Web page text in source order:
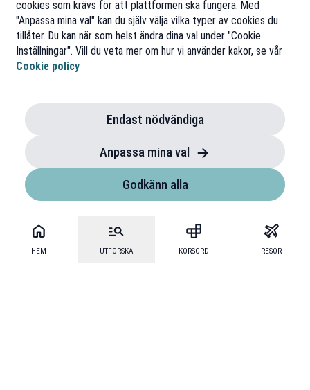
HEM UTFORSKA KORSORD RESOR
cookies som krävs för att plattformen ska fungera. Med
"Anpassa mina val" kan du själv välja vilka typer av cookies du
tillåter. Du kan när som helst ändra dina val under "Cookie
Inställningar". Vill du veta mer om hur vi använder kakor, se vår
Cookie policy
Endast nödvändiga
Anpassa mina val
Godkänn alla